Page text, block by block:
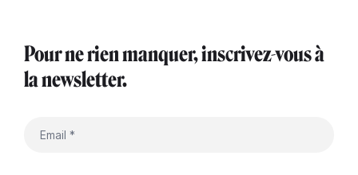
Pour ne rien manquer, inscrivez-vous à
la newsletter.